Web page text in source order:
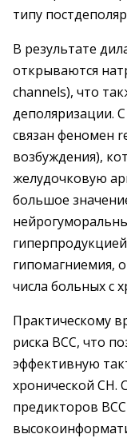
типу
В результате
открываются
channels), что
деполяризации.
связан феномен
возбуждения),
желудочковую
большое
гипомагниемия,
числа больных с
Практическому
риска ВСС, что
эффективную
хронической СН.
предикторов